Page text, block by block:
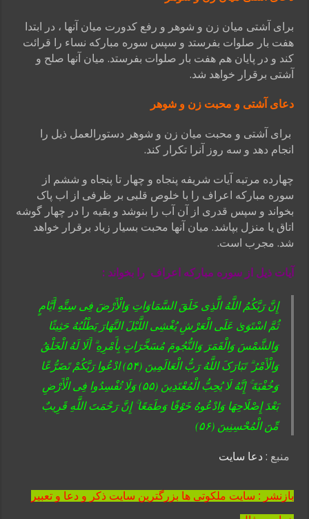
برای آشتی میان زن و شوهر و رفع کدورت میان آنها ، در ابتدا
هفت بار صلوات بفرستد و سپس سوره مبارکه نساء را قرائت
کند و در پایان هم هفت بار صلوات بفرستد. میان آنها صلح و
آشتی برقرار خواهد شد.
دعای آشتی و محبت زن و شوهر
برای آشتی و محبت میان زن و شوهر دستورالعمل ذیل را
انجام دهد و سه روز آنرا تکرار کند.
چهارده مرتبه آیات شریفه پنجاه و چهار تا پنجاه و ششم از
سوره مبارکه اعراف را با خلوص قلبی بر ظرفی از اب پاک
بخواند و سپس قدری از آن آب را بنوشد و بقیه را در چهار گوشه
اتاق یا منزل بپاشد. میان آنها محبت بسیار زیاد برقرار خواهد
شد. مجرب است.
آیات ذیل از سوره مبارکه اعراف را بخواند :
إِنَّ رَبَّکُمُ اللَّهُ الَّذِی خَلَقَ السَّمَاوَاتِ وَالْأَرْضَ فِی سِتَّهِ أَیَّامٍ
ثُمَّ اسْتَوَىٰ عَلَى الْعَرْشِ یُغْشِی اللَّیْلَ النَّهَارَ یَطْلُبُهُ حَثِیثًا
وَالشَّمْسَ وَالْقَمَرَ وَالنُّجُومَ مُسَخَّرَاتٍ بِأَمْرِهِ ۗ أَلَا لَهُ الْخَلْقُ
وَالْأَمْرُ ۗ تَبَارَکَ اللَّهُ رَبُّ الْعَالَمِینَ (۵۴) ادْعُوا رَبَّکُمْ تَضَرُّعًا
وَخُفْیَهً ۚ إِنَّهُ لَا یُحِبُّ الْمُعْتَدِینَ (۵۵) وَلَا تُفْسِدُوا فِی الْأَرْضِ
بَعْدَ إِصْلَاحِهَا وَادْعُوهُ خَوْفًا وَطَمَعًا ۚ إِنَّ رَحْمَتَ اللَّهِ قَرِیبٌ
مِّنَ الْمُحْسِنِینَ (۵۶)
منبع :دعا سایت
بازنشر : سایت ملکوتی ها بزرگترین سایت ذکر و دعا و تعبیر